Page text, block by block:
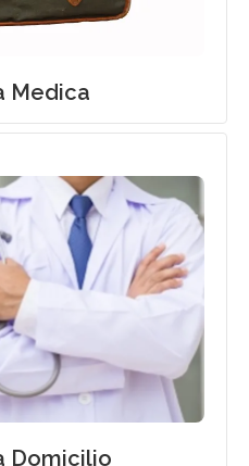
Medica
Domicilio
Domicilio